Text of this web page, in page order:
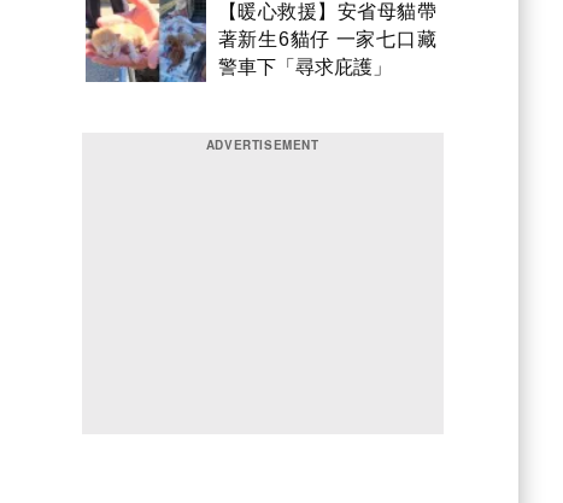
【暖心救援】安省母貓帶
著新生6貓仔 一家七口藏
警車下「尋求庇護」